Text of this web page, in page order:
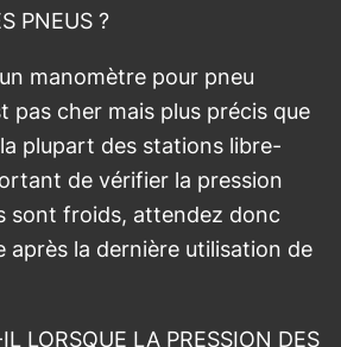
PNEUS ?
manomètre pour pneu
pas cher mais plus précis que
plupart des stations libre-
de vérifier la pression
sont froids, attendez donc
après la dernière utilisation de
LORSQUE LA PRESSION DES